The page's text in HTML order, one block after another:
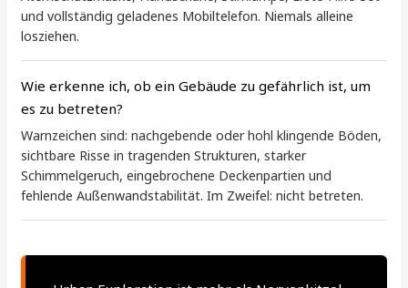
und vollständig geladenes Mobiltelefon. Niemals alleine
losziehen.
Wie erkenne ich, ob ein Gebäude zu gefährlich ist, um
es zu betreten?
Warnzeichen sind: nachgebende oder hohl klingende Böden,
sichtbare Risse in tragenden Strukturen, starker
Schimmelgeruch, eingebrochene Deckenpartien und
fehlende Außenwandstabilität. Im Zweifel: nicht betreten.